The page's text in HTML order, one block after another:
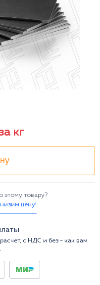
кг
этому товару?
цену!
с НДС и без - как вам